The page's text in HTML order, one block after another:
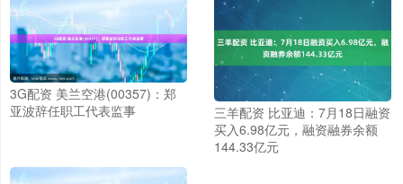
3G配资 美兰空港(00357)：郑
亚波辞任职工代表监事
三羊配资 比亚迪：7月18日融资
买入6.98亿元，融资融券余额
144.33亿元